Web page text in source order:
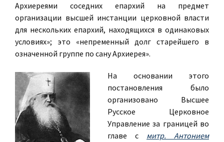
Архиереями соседних епархий на предмет
организации высшей инстанции церковной власти
для нескольких епархий, находящихся в одинаковых
условиях»; это «непременный долг старейшего в
означенной группе по сану Архиерея».
На основании этого
постановления было
организовано Высшее
Русское Церковное
Управление за границей во
главе с митр. Антонием